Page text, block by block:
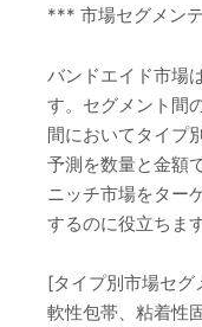
*** 市場セグメン
バンドエイド市場
す。セグメント間
間においてタイプ
予測を数量と金額
ニッチ市場をター
するのに役立ちます
[タイプ別市場セグ
軟性包帯、粘着性